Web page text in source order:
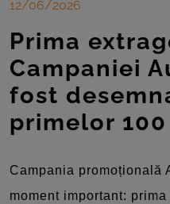
12/06/2026
Prima
Campaniei
fost
primelor
Campania promoțională
moment important: